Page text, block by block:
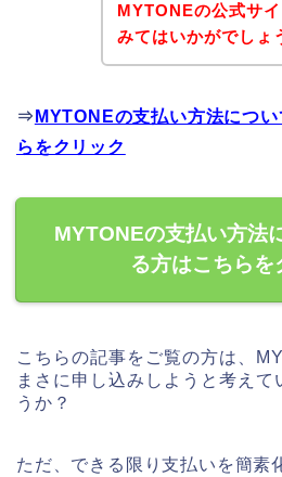
MYTONEの公式サ
みてはいかがでしょ
⇒ MYTONEの支払い方法につ
らをクリック
MYTONEの支払い方法
る方はこちらを
こちらの記事をご覧の方は、
まさに申し込みしようと考えて
うか？
ただ、できる限り支払いを簡素